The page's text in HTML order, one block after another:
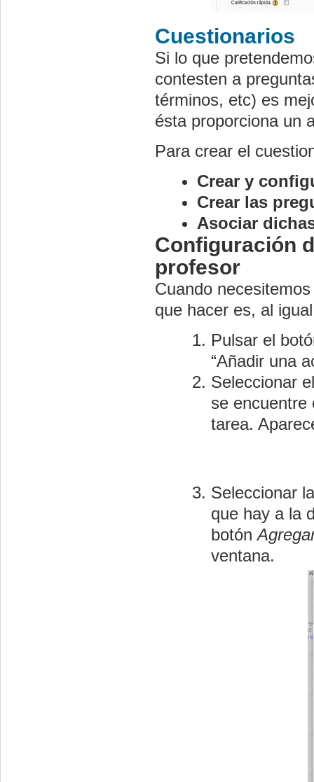
Cuestionarios
Si lo que
contesten a
términos, etc) es
ésta proporciona un
Para crear el
Crear y
Crear las
Asociar
Configuración
profesor
Cuando
que hacer es, al
Pulsar el
“Añadir una
Seleccionar
se encuentre
tarea.
Seleccionar
que hay a la
botón
ventana.